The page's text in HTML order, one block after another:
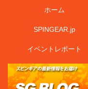
ホーム
SPINGEAR.jp
イベントレポート